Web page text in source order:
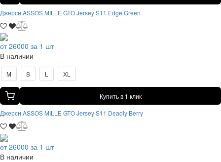
Джерси ASSOS MILLE GTO Jersey S11 Edge Green
от 26000 за 1 шт
В наличии
M S L XL
Купить в 1 клик
Джерси ASSOS MILLE GTO Jersey S11 Deadly Berry
от 26000 за 1 шт
В наличии